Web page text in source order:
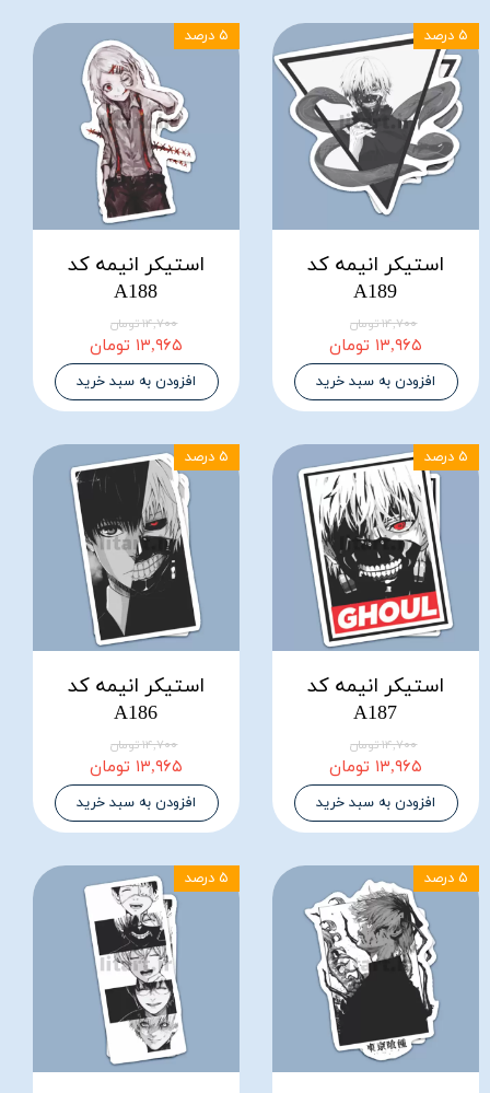
استیکر انیمه کد
A189
۱۴,۷۰۰ تومان
۱۳,۹۶۵ تومان
افزودن به سبد خرید
۵ درصد
استیکر انیمه کد
A188
۱۴,۷۰۰ تومان
۱۳,۹۶۵ تومان
افزودن به سبد خرید
۵ درصد
استیکر انیمه کد
A187
۱۴,۷۰۰ تومان
۱۳,۹۶۵ تومان
افزودن به سبد خرید
۵ درصد
استیکر انیمه کد
A186
۱۴,۷۰۰ تومان
۱۳,۹۶۵ تومان
افزودن به سبد خرید
۵ درصد
۵ درصد ۵ درصد